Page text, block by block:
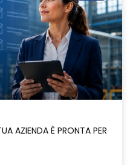
AZIENDA È PRONTA PER